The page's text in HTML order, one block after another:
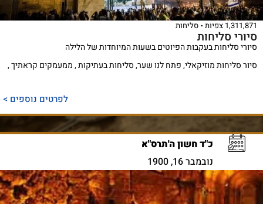
1,311,871 צפיות סליחות
סיורי סליחות
סיורי סליחות בעקבות הפיוטים בשעות המיוחדות של הלילה
סיור סליחות מוזיקאלי, פתח לנו שער, סליחות בעתיקות , ממעמקים קראתיך ,
לפרטים נוספים >
כ"ד חשון ה'תרס"א
נובמבר 16, 1900